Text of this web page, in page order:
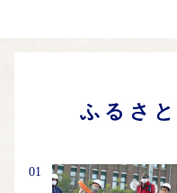
ふるさ
01